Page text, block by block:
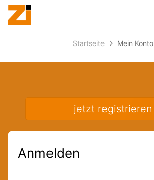
Accessibility
Modus
aktivieren
zum
Startseite Mein Konto
jetzt registrieren
Anmelden